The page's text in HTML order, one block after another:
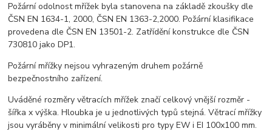
Požární odolnost mřížek byla stanovena na základě zkoušky dle
ČSN EN 1634-1, 2000, ČSN EN 1363-2,2000. Požární klasifikace
provedena dle ČSN EN 13501-2. Zatřídění konstrukce dle ČSN
730810 jako DP1.
Požární mřížky nejsou vyhrazeným druhem požárně
bezpečnostního zařízení.
Uváděné rozměry větracích mřížek značí celkový vnější rozměr -
šířka x výška. Hloubka je u jednotlivých typů stejná. Větrací mřížky
jsou vyráběny v minimální velikosti pro typy EW i EI 100x100 mm.